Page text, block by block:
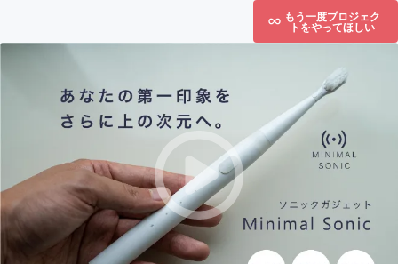
もう一度プロジェク
トをやってほしい